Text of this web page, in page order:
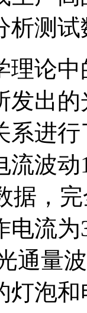
析测试
理论
发出
系进
流波
据，
电流
通量
灯泡